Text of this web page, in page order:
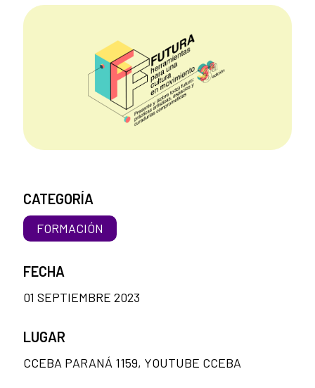
CATEGORÍA
FORMACIÓN
FECHA
01 SEPTIEMBRE 2023
LUGAR
CCEBA PARANÁ 1159, YOUTUBE CCEBA